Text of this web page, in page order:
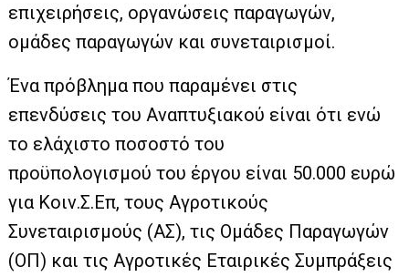
επιχειρήσεις, οργανώσεις παραγωγών,
οµάδες παραγωγών και συνεταιρισµοί.
Ένα πρόβλημα που παραμένει στις
επενδύσεις του Αναπτυξιακού είναι ότι ενώ
το ελάχιστο ποσοστό του
προϋπολογισµού του έργου είναι 50.000 ευρώ
για Κοιν.Σ.Επ, τους Αγροτικούς
Συνεταιρισµούς (ΑΣ), τις Οµάδες Παραγωγών
(ΟΠ) και τις Αγροτικές Εταιρικές Συµπράξεις